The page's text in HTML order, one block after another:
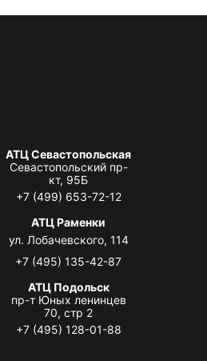
АТЦ Севастопольская
Севастопольский пр-
кт, 95Б
+7 (499) 653-72-12
АТЦ Раменки
ул. Лобачевского, 114
+7 (495) 135-42-87
АТЦ Подольск
пр-т Юных ленинцев
70, стр 2
+7 (495) 128-01-88